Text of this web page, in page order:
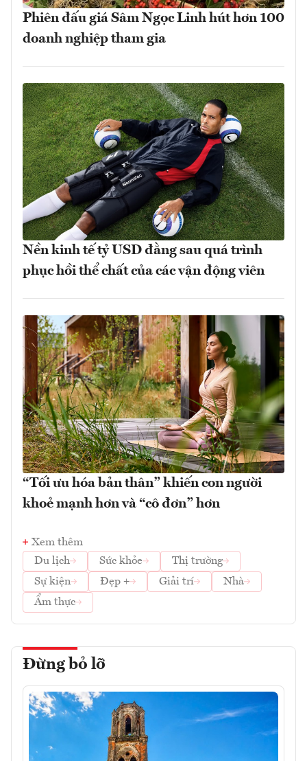
Phiên đấu giá Sâm Ngọc Linh hút hơn 100
doanh nghiệp tham gia
Nền kinh tế tỷ USD đằng sau quá trình
phục hồi thể chất của các vận động viên
“Tối ưu hóa bản thân” khiến con người
khoẻ mạnh hơn và “cô đơn” hơn
Xem thêm
Du lịch
Sức khỏe
Thị trường
Sự kiện
Đẹp + Giải trí
Nhà
Ẩm thực
Đừng bỏ lỡ